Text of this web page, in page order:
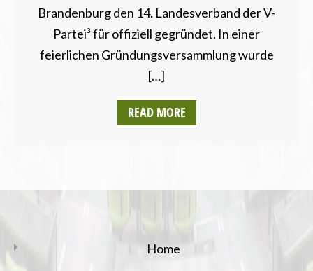
Brandenburg den 14. Landesverband der V-
Partei³ für offiziell gegründet. In einer
feierlichen Gründungsversammlung wurde
[…]
READ MORE
Home